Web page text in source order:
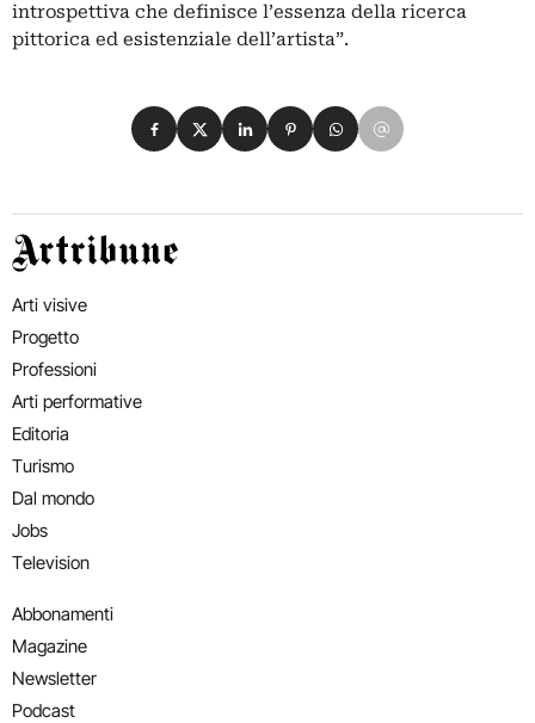
introspettiva che definisce l’essenza della ricerca
pittorica ed esistenziale dell’artista”.
Condividi su Facebook
Condividi su X
Condividi su LinkedIn
Condividi su Pinterest
Condividi su WhatsApp
Condividi su Email
Artribune
Arti visive
Progetto
Professioni
Arti performative
Editoria
Turismo
Dal mondo
Jobs
Television
Abbonamenti
Magazine
Newsletter
Podcast